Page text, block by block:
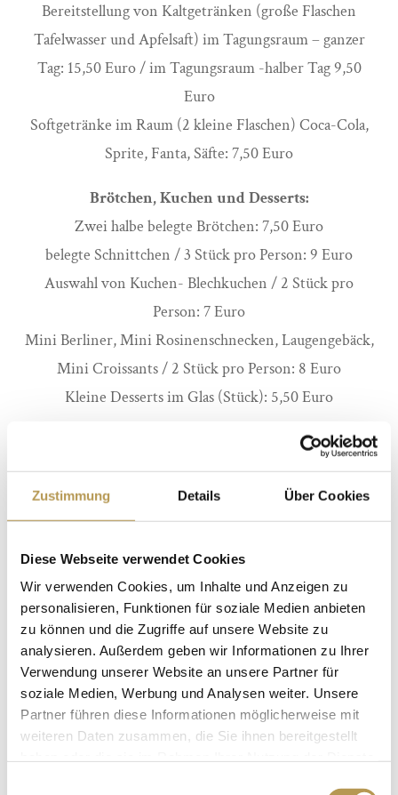
Zustimmung Details Über Cookies
Diese Webseite verwendet Cookies
Wir verwenden Cookies, um Inhalte und Anzeigen zu
personalisieren, Funktionen für soziale Medien anbieten
zu können und die Zugriffe auf unsere Website zu
analysieren. Außerdem geben wir Informationen zu Ihrer
Verwendung unserer Website an unsere Partner für
soziale Medien, Werbung und Analysen weiter. Unsere
Partner führen diese Informationen möglicherweise mit
weiteren Daten zusammen, die Sie ihnen bereitgestellt
Bereitstellung von Kaltgetränken (große Flaschen
Tafelwasser und Apfelsaft) im Tagungsraum – ganzer
Tag: 15,50 Euro / im Tagungsraum -halber Tag 9,50
Euro
Softgetränke im Raum (2 kleine Flaschen) Coca-Cola,
Sprite, Fanta, Säfte: 7,50 Euro
Brötchen, Kuchen und Desserts:
Zwei halbe belegte Brötchen: 7,50 Euro
belegte Schnittchen / 3 Stück pro Person: 9 Euro
Auswahl von Kuchen- Blechkuchen / 2 Stück pro
Person: 7 Euro
Mini Berliner, Mini Rosinenschnecken, Laugengebäck,
Mini Croissants / 2 Stück pro Person: 8 Euro
Kleine Desserts im Glas (Stück): 5,50 Euro
Grissini mit Schinken umwickelt: 2,50 Euro pro Stück
Pflaume im Speckmantel: 2,50 Euro pro Stück
Elsässer Schinken-Lauch-Kuchen: 2,50 Euro pro Stück
Gebackene Scampis im Kartoffel-Mantel: 4,50 Euro pro
Stück
Räucherlachs-Pralinen: 3,80 Euro pro Stück
Mozzarella-Cherry Tomate-Basilikum am Spieß: 2,50
Euro pro Stück
Yakitori-Spieß vom Hähnchen: 3,50 Euro pro Stück
Curry-Linsen-Salat mit Papa Dum: 4,20 Euro pro Stück
Ziegenkäse-Praline im Pumpernickel-Mantel und